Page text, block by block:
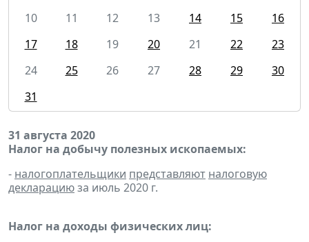
10
11 12 13 14 15
16
17
18 19 20 21 22
23
24
25 26 27 28 29
30
31
31 августа 2020
Налог на добычу полезных ископаемых:
- налогоплательщики представляют налоговую
декларациюза июль 2020 г.
Налог на доходы физических лиц: